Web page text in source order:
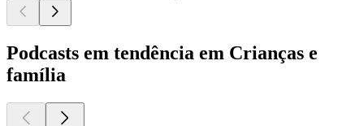
Podcasts em tendência em Crianças e
família